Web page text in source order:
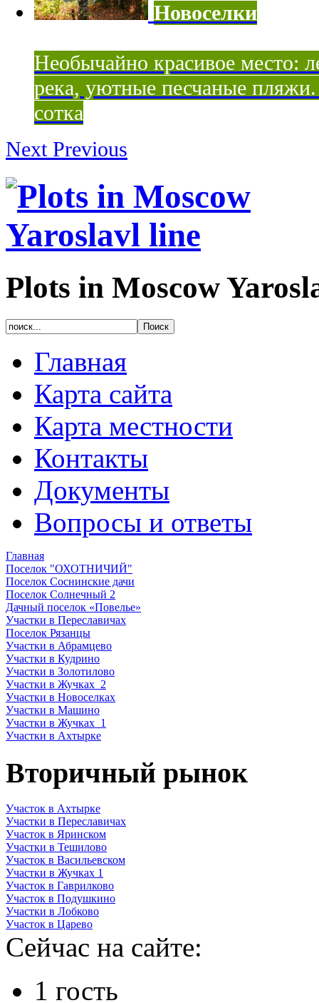
Новоселки
Необычайно красивое место:
река, уютные песчаные
сотка
Next Previous
Plots in Moscow
Главная
Карта сайта
Карта местности
Контакты
Документы
Вопросы и ответы
Главная
Поселок "ОХОТНИЧИЙ"
Поселок Соснинские дачи
Поселок Солнечный 2
Дачный поселок «Повелье»
Участки в Переславичах
Поселок Рязанцы
Участки в Абрамцево
Участки в Кудрино
Участки в Золотилово
Участки в Жучках_2
Участки в Новоселках
Участки в Машино
Участки в Жучках_1
Участки в Ахтырке
Вторичный рынок
Участок в Ахтырке
Участки в Переславичах
Участок в Яринском
Участки в Тешилово
Участок в Васильевском
Участки в Жучках 1
Участок в Гаврилково
Участок в Подушкино
Участки в Лобково
Участок в Царево
Сейчас на сайте:
1 гость